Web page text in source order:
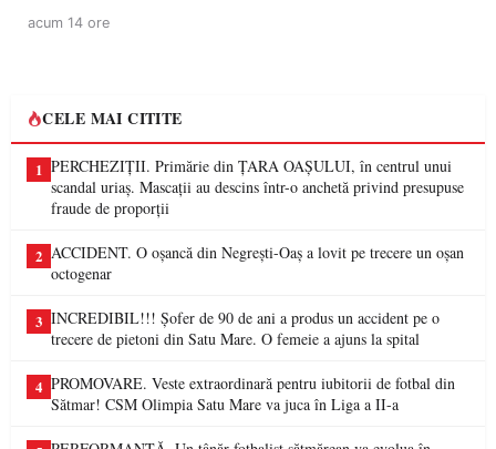
acum 14 ore
CELE MAI CITITE
1 PERCHEZIȚII. Primărie din ȚARA OAȘULUI, în centrul unui
scandal uriaș. Mascații au descins într-o anchetă privind presupuse
fraude de proporții
2 ACCIDENT. O oșancă din Negrești-Oaș a lovit pe trecere un oșan
octogenar
3 INCREDIBIL!!! Șofer de 90 de ani a produs un accident pe o
trecere de pietoni din Satu Mare. O femeie a ajuns la spital
4 PROMOVARE. Veste extraordinară pentru iubitorii de fotbal din
Sătmar! CSM Olimpia Satu Mare va juca în Liga a II-a